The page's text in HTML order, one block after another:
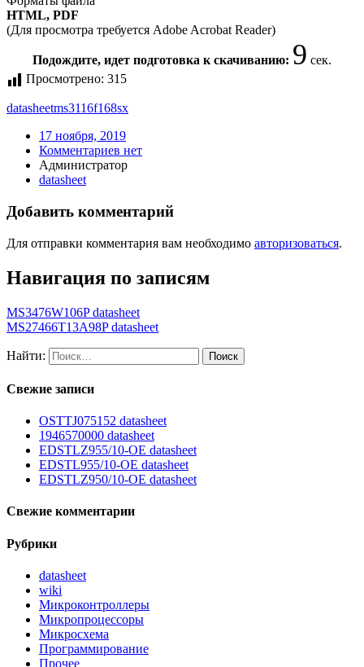
HTML, PDF
(Для просмотра требуется Adobe Acrobat Reader)
Подождите, идет подготовка к скачиванию: 9 сек.
Просмотрено: 315
datasheetms3116f168sx
17 ноября, 2019
Комментариев нет
Администратор
datasheet
Добавить комментарий
Для отправки комментария вам необходимо авторизоваться.
Навигация по записям
MS3476W106P datasheet
MS27466T13A98P datasheet
Найти:
Свежие записи
OSTTJ075152 datasheet
1946570000 datasheet
EDSTLZ955/10-OE datasheet
EDSTL955/10-OE datasheet
EDSTLZ950/10-OE datasheet
Свежие комментарии
Рубрики
datasheet
wiki
Микроконтроллеры
Микропроцессоры
Микросхема
Программирование
Прочее